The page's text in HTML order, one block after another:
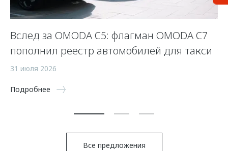
Вслед за OMODA C5: флагман OMODA C7
пополнил реестр автомобилей для такси
31 июля 2026
Подробнее
Все предложения